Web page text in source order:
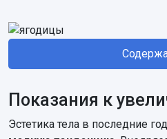
Показания к
Эстетика тела в последние